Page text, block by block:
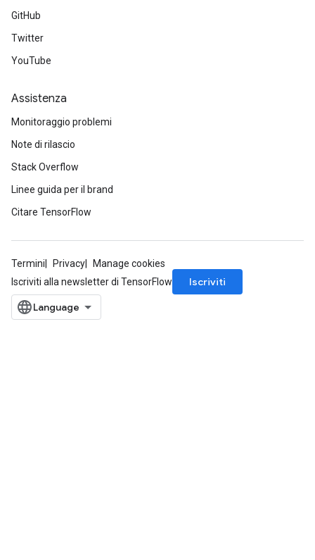
GitHub
Twitter
YouTube
Assistenza
Monitoraggio problemi
Note di rilascio
Stack Overflow
Linee guida per il brand
Citare TensorFlow
Termini Privacy
Manage cookies
Iscriviti alla newsletter di TensorFlow
Iscriviti